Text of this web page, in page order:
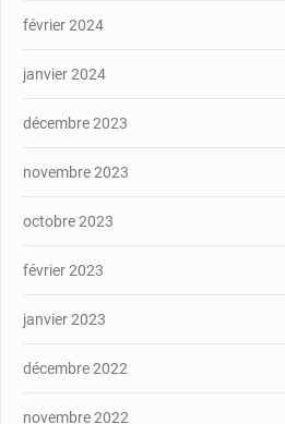
février 2024
janvier 2024
décembre 2023
novembre 2023
octobre 2023
février 2023
janvier 2023
décembre 2022
novembre 2022